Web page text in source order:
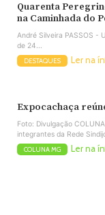
Quarenta
na Caminhada do
André Silveira PASSOS -
de 24...
DESTAQUES Ler na
Expocachaça
Foto: Divulgação
integrantes da Rede
COLUNA MG Ler na